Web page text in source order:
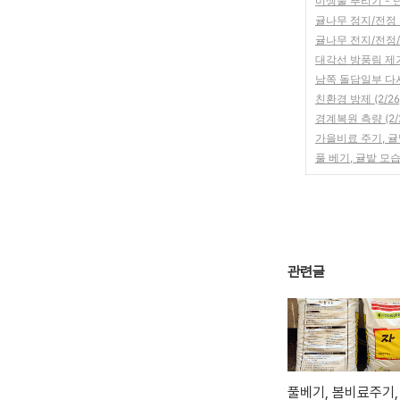
귤나무 정지/전
귤나무 전지/전
대각선 방풍림
남쪽 돌담일부
친환경 방제 (2/
경계복원 측량
가을비료 주기,
풀 베기, 귤밭 모
관련글
풀베기, 봄비료주기